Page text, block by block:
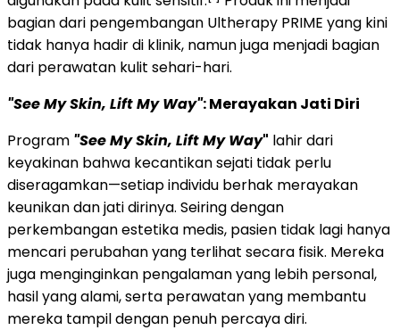
bagian dari pengembangan Ultherapy PRIME yang kini
tidak hanya hadir di klinik, namun juga menjadi bagian
dari perawatan kulit sehari-hari.
"See My Skin, Lift My Way": Merayakan Jati Diri
Program "See My Skin, Lift My Way" lahir dari
keyakinan bahwa kecantikan sejati tidak perlu
diseragamkan—setiap individu berhak merayakan
keunikan dan jati dirinya. Seiring dengan
perkembangan estetika medis, pasien tidak lagi hanya
mencari perubahan yang terlihat secara fisik. Mereka
juga menginginkan pengalaman yang lebih personal,
hasil yang alami, serta perawatan yang membantu
mereka tampil dengan penuh percaya diri.